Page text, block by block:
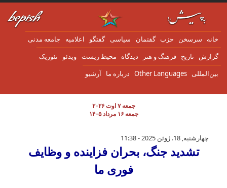
به محتوای اصلی
سرسخن حزب گفتمان سياسی گفتگو اعلاميه جامعه مدنی
تاریخ فرهنگ و هنر دیدگاه محیط زیست ویدئو تئوریک
Other Languages درباره ما آرشیو
جمعه ۷ اوت ۲۰۲۶
جمعه ۱۶ مرداد ۱۴۰۵
تشدید جنگ، بحران فزاینده و وظایف فوری ما
چهارشنبه, 18. ژوئن 2025 - 11:38
تشدید جنگ، بحران فزاینده و وظایف
فوری ما